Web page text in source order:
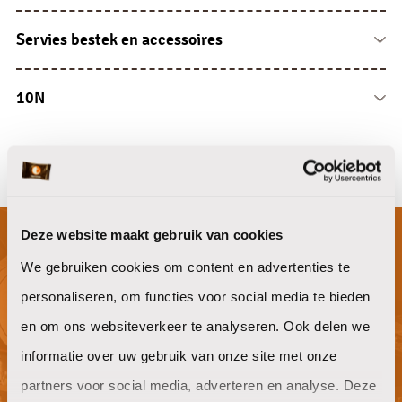
Deze website maakt gebruik van cookies
We gebruiken cookies om content en advertenties te
personaliseren, om functies voor social media te bieden
en om ons websiteverkeer te analyseren. Ook delen we
informatie over uw gebruik van onze site met onze
partners voor social media, adverteren en analyse. Deze
Limonade siropen
Zepen en lotions
Dispensers
Vaat en wasbenodigdheden
Reinigingsartikelen
Overige
Servies bestek en accessoires
Porselein
Glaswerk
10N
Niet gevonden waar je naar op zoek
bent?